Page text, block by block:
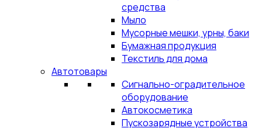
средства
Мыло
Мусорные мешки, урны, баки
Бумажная продукция
Текстиль для дома
Автотовары
Сигнально-оградительное
оборудование
Автокосметика
Пускозарядные устройства